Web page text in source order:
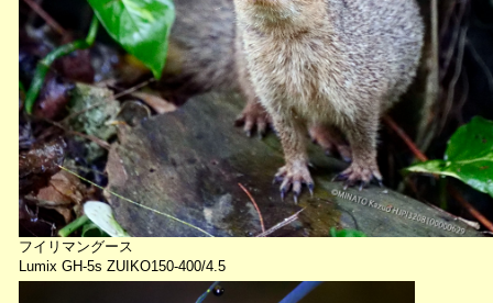
フイリマングース
Lumix GH-5s ZUIKO150-400/4.5